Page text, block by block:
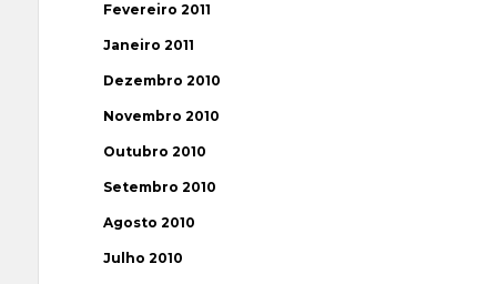
Fevereiro 2011
Janeiro 2011
Dezembro 2010
Novembro 2010
Outubro 2010
Setembro 2010
Agosto 2010
Julho 2010